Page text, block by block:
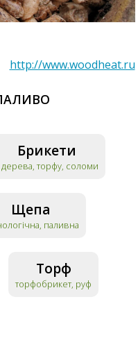
http://www.woodheat.ru
Брикети
дерева, торфу, соломи
Щепа
паливна
Торф
торфобрикет, руф